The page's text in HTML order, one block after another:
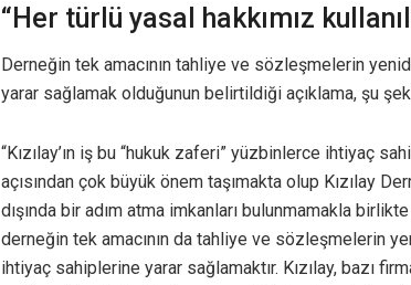
“Her türlü yasal hakkımız
Derneğin tek amacının tahliye ve sözleşmelerin
yarar sağlamak olduğunun belirtildiği açıklama, şu
“Kızılay’ın iş bu “hukuk zaferi” yüzbinlerce ihtiyaç
açısından çok büyük önem taşımakta olup Kızılay
dışında bir adım atma imkanları bulunmamakla
derneğin tek amacının da tahliye ve sözleşmelerin
ihtiyaç sahiplerine yarar sağlamaktır. Kızılay, bazı